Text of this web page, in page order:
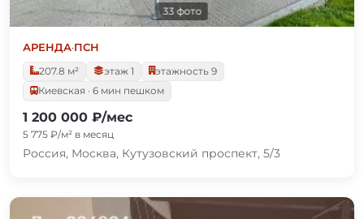
33 фото
АРЕНДА·ПСН
207.8 м²
этаж 1
этажность 9
Киевская · 6 мин пешком
1 200 000 ₽/мес
5 775 ₽/м² в месяц
Россия, Москва, Кутузовский проспект, 5/3